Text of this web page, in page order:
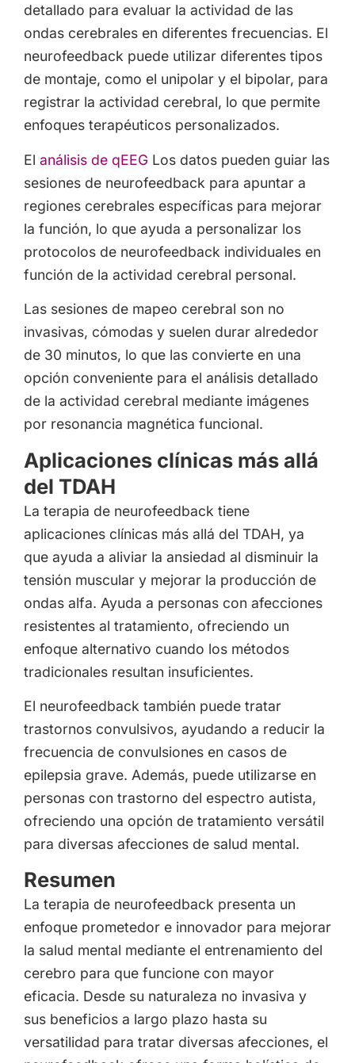
detallado para evaluar la actividad de las
ondas cerebrales en diferentes frecuencias. El
neurofeedback puede utilizar diferentes tipos
de montaje, como el unipolar y el bipolar, para
registrar la actividad cerebral, lo que permite
enfoques terapéuticos personalizados.
El análisis de qEEG Los datos pueden guiar las
sesiones de neurofeedback para apuntar a
regiones cerebrales específicas para mejorar
la función, lo que ayuda a personalizar los
protocolos de neurofeedback individuales en
función de la actividad cerebral personal.
Las sesiones de mapeo cerebral son no
invasivas, cómodas y suelen durar alrededor
de 30 minutos, lo que las convierte en una
opción conveniente para el análisis detallado
de la actividad cerebral mediante imágenes
por resonancia magnética funcional.
Aplicaciones clínicas más allá
del TDAH
La terapia de neurofeedback tiene
aplicaciones clínicas más allá del TDAH, ya
que ayuda a aliviar la ansiedad al disminuir la
tensión muscular y mejorar la producción de
ondas alfa. Ayuda a personas con afecciones
resistentes al tratamiento, ofreciendo un
enfoque alternativo cuando los métodos
tradicionales resultan insuficientes.
El neurofeedback también puede tratar
trastornos convulsivos, ayudando a reducir la
frecuencia de convulsiones en casos de
epilepsia grave. Además, puede utilizarse en
personas con trastorno del espectro autista,
ofreciendo una opción de tratamiento versátil
para diversas afecciones de salud mental.
Resumen
La terapia de neurofeedback presenta un
enfoque prometedor e innovador para mejorar
la salud mental mediante el entrenamiento del
cerebro para que funcione con mayor
eficacia. Desde su naturaleza no invasiva y
sus beneficios a largo plazo hasta su
versatilidad para tratar diversas afecciones, el